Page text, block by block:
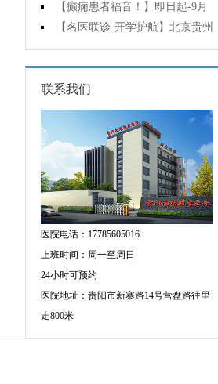
万元治疗救助，速抢名额！
癫痫名医免费亲诊+检查治疗大额援
助持续发放，速约！
【癫痫患者福音！】即日起-9月
15日，专项检查免费+北京三甲知名
专家空降贵阳亲诊，勿错过！
【名医联诊·开学护航】北京贵州
三甲癫痫名医公益亲诊+检查治疗大
额援助，速约！
联系我们
医院电话：17785605016
上班时间：周一至周日
24小时可预约
医院地址：贵阳市新寨路14号营盘路往里
走800米